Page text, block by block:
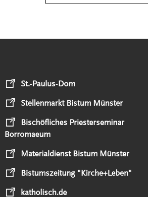
St.-Paulus-Dom
Stellenmarkt Bistum Münster
Bischöfliches Priesterseminar
Borromaeum
Materialdienst Bistum Münster
Bistumszeitung "Kirche+Leben"
katholisch.de